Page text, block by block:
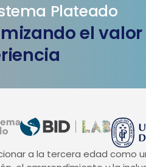
Plateado
el
a la tercera edad como